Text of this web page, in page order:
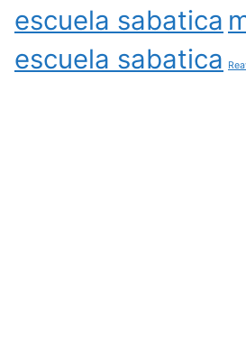
escuela sabatica
escuela sabatica